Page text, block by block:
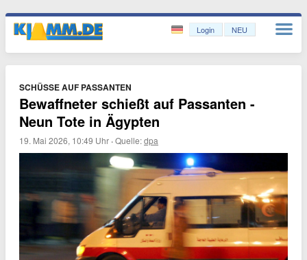
Login NEU
SCHÜSSE AUF PASSANTEN
Bewaffneter schießt auf Passanten -
Neun Tote in Ägypten
19. Mai 2026, 10:49 Uhr ·Quelle:dpa